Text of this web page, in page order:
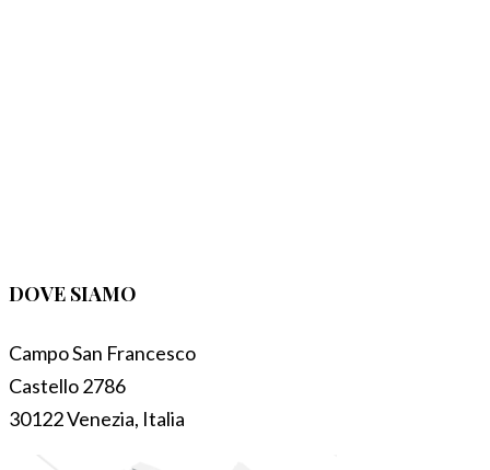
DOVE SIAMO
Campo San Francesco
Castello 2786
30122 Venezia, Italia